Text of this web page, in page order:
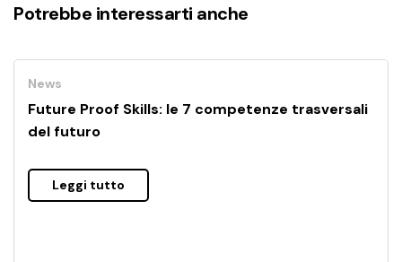
Potrebbe interessarti anche
News
Future Proof Skills: le 7 competenze trasversali
del futuro
Leggi tutto